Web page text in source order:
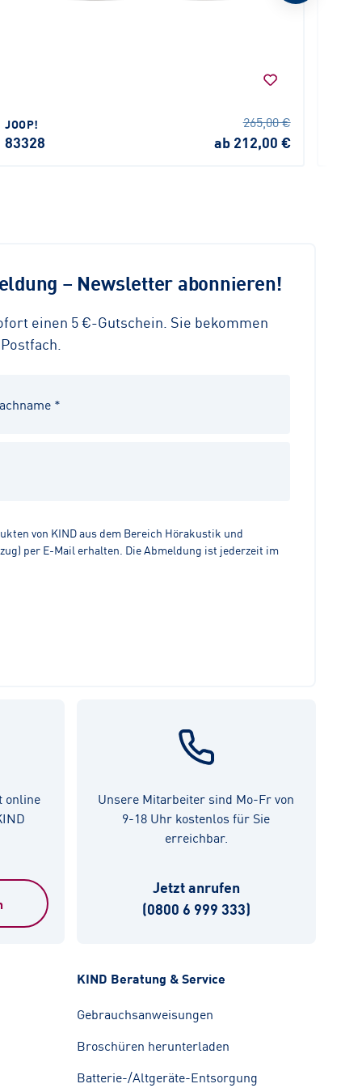
JOOP!
83328
265,00 €
ab 212,00 €
– Newsletter abonnieren!
einen 5 €-Gutschein. Sie bekommen
von KIND aus dem Bereich Hörakustik und
per E-Mail erhalten. Die Abmeldung ist jederzeit im
online
Unsere Mitarbeiter sind Mo-Fr von
9-18 Uhr kostenlos für Sie
erreichbar.
Jetzt anrufen
(0800 6 999 333)
KIND Beratung & Service
Gebrauchsanweisungen
Broschüren herunterladen
Batterie-/Altgeräte-Entsorgung